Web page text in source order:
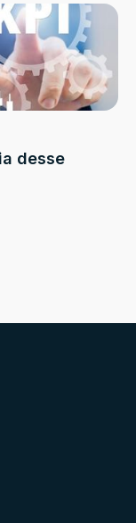
desse